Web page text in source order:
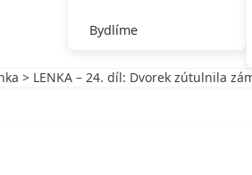
Bydlíme
> LENKA – 24. díl: Dvorek zútulnila